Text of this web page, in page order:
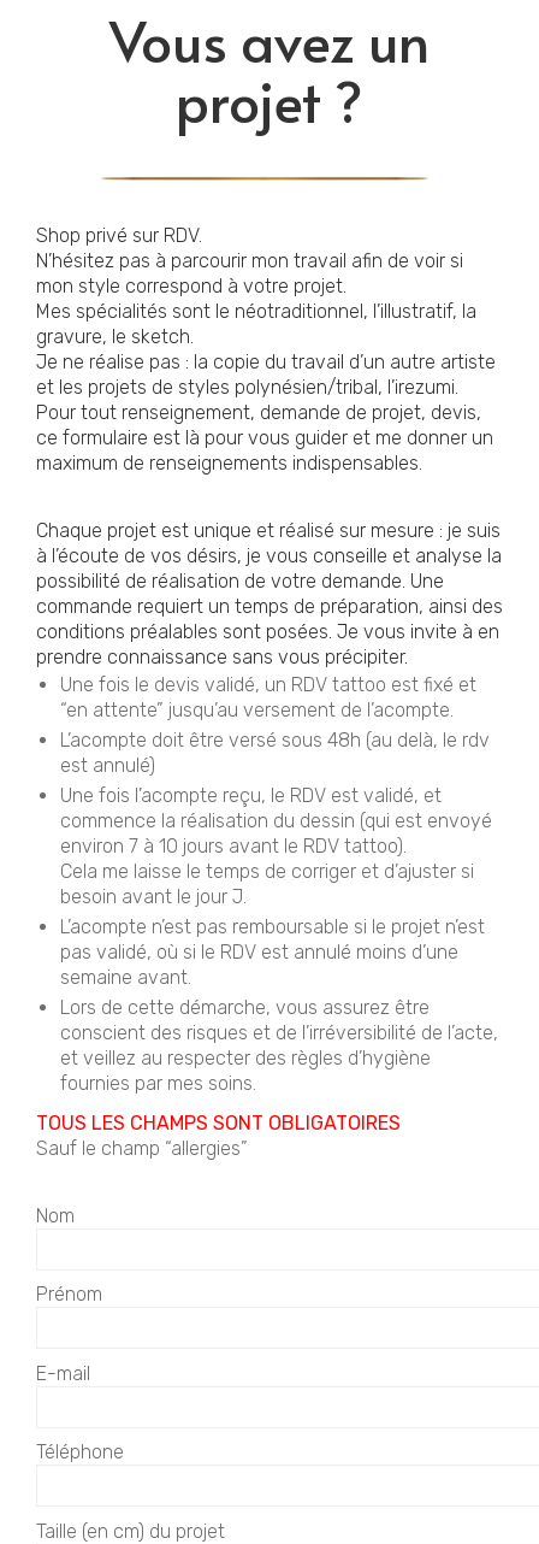
Vous avez un
projet ?
Shop privé sur RDV.
N’hésitez pas à parcourir mon travail afin de voir si
mon style correspond à votre projet.
Mes spécialités sont le néotraditionnel, l’illustratif, la
gravure, le sketch.
Je ne réalise pas : la copie du travail d’un autre artiste
et les projets de styles polynésien/tribal, l’irezumi.
Pour tout renseignement, demande de projet, devis,
ce formulaire est là pour vous guider et me donner un
maximum de renseignements indispensables.
Chaque projet est unique et réalisé sur mesure : je suis
à l’écoute de vos désirs, je vous conseille et analyse la
possibilité de réalisation de votre demande. Une
commande requiert un temps de préparation, ainsi des
conditions préalables sont posées. Je vous invite à en
prendre connaissance sans vous précipiter.
Une fois le devis validé, un RDV tattoo est fixé et
“en attente” jusqu’au versement de l’acompte.
L’acompte doit être versé sous 48h (au delà, le rdv
est annulé)
Une fois l’acompte reçu, le RDV est validé, et
commence la réalisation du dessin (qui est envoyé
environ 7 à 10 jours avant le RDV tattoo).
Cela me laisse le temps de corriger et d’ajuster si
besoin avant le jour J.
L’acompte n’est pas remboursable si le projet n’est
pas validé, où si le RDV est annulé moins d’une
semaine avant.
Lors de cette démarche, vous assurez être
conscient des risques et de l’irréversibilité de l’acte,
et veillez au respecter des règles d’hygiène
fournies par mes soins.
TOUS LES CHAMPS SONT OBLIGATOIRES
Sauf le champ “allergies”
Nom
Prénom
E-mail
Téléphone
Taille (en cm) du projet